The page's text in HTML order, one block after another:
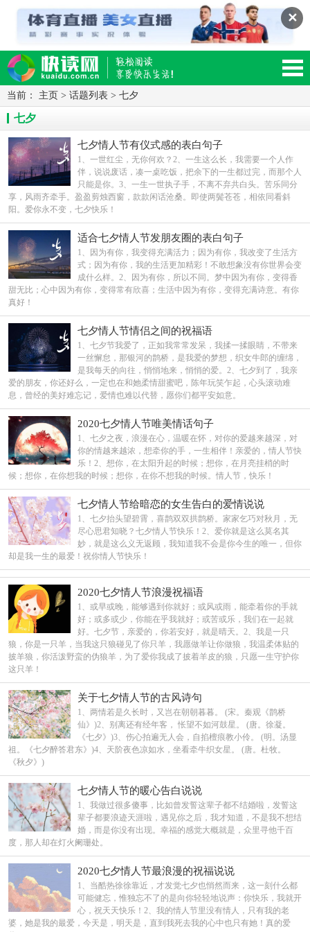
✕
读网-轻松阅读,快乐生活移动版
当前： 主页 > 话题列表 > 七夕
七夕
七夕情人节有仪式感的表白句子
1、一世红尘，无你何欢？2、一生这么长，我需要一个人作
伴，说说废话，凑一桌吃饭，把余下的一生都过完，而那个人
只能是你。3、一生一世执子手，不离不弃共白头。苦乐同分
享，风雨齐牵手。盈盈剪烛西窗，款款闲话沧桑。即使两鬓苍苍，相依同看斜
阳。爱你永不变，七夕快乐！
适合七夕情人节发朋友圈的表白句子
1、因为有你，我变得充满活力；因为有你，我改变了生活方
式；因为有你，我的生活更加精彩！不敢想象没有你世界会变
成什么样。2、因为有你，所以不同。梦中因为有你，变得香
甜无比；心中因为有你，变得常有欣喜；生活中因为有你，变得充满诗意。有你
真好！
七夕情人节情侣之间的祝福语
1、七夕节我爱了，正如我常常发呆，我揉一揉眼睛，不带来
一丝懈怠，那银河的鹊桥，是我爱的梦想，织女牛郎的缠绵，
是我每天的向往，悄悄地来，悄悄的爱。2、七夕到了，我亲
爱的朋友，你还好么，一定也在和她柔情甜蜜吧，陈年玩笑乍起，心头滚动难
息，曾经的美好难忘记，爱情也难以代替，愿你们都平安如意。
2020七夕情人节唯美情话句子
1、七夕之夜，浪漫在心，温暖在怀，对你的爱越来越深，对
你的情越来越浓，想牵你的手，一生相伴！亲爱的，情人节快
乐！2、想你，在太阳升起的时候；想你，在月亮挂梢的时
候；想你，在你想我的时候；想你，在你不想我的时候。情人节，快乐！
七夕情人节给暗恋的女生告白的爱情说说
1、七夕抬头望碧霄，喜鹊双双拱鹊桥。家家乞巧对秋月，无
尽心思君知晓？七夕情人节快乐！2、爱你就是这么莫名其
妙，就是这么义无返顾，我知道我不会是你今生的唯一，但你
却是我一生的最爱！祝你情人节快乐！
2020七夕情人节浪漫祝福语
1、或早或晚，能够遇到你就好；或风或雨，能牵着你的手就
好；或多或少，你能在乎我就好；或苦或乐，我们在一起就
好。七夕节，亲爱的，你若安好，就是晴天。2、我是一只
狼，你是一只羊，当我这只狼碰见了你只羊，我愿做羊让你做狼，我温柔体贴的
披羊狼，你活泼野蛮的伪狼羊，为了爱你我成了披着羊皮的狼，只愿一生守护你
这只羊！
关于七夕情人节的古风诗句
1、两情若是久长时，又岂在朝朝暮暮。 (宋。秦观《鹊桥
仙》)2、别离还有经年客， 怅望不如河鼓星。 (唐。徐凝。
《七夕》)3、伤心拍遍无人会，自掐檀痕教小伶。 (明。汤显
祖。《七夕醉答君东》)4、天阶夜色凉如水，坐看牵牛织女星。 (唐。杜牧。
《秋夕》)
七夕情人节的暖心告白说说
1、我做过很多傻事，比如曾发誓这辈子都不结婚啦，发誓这
辈子都要浪迹天涯啦，遇见你之后，我才知道，不是我不想结
婚，而是你没有出现。幸福的感觉大概就是，众里寻他千百
度，那人却在灯火阑珊处。
2020七夕情人节最浪漫的祝福说说
1、当酷热徐徐靠近，才发觉七夕也悄然而来，这一刻什么都
可能健忘，惟独忘不了的是向你轻轻地说声：你快乐，我就开
心，祝天天快乐！2、我的情人节里没有情人，只有我的老
婆，她是我的最爱，今天是，明天是，直到我死去我的心中也只有她！真的爱